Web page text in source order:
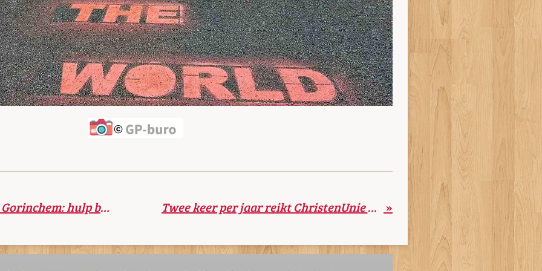
GeheugenSteunpunt Gorinchem: hulp bij vergeetachtigheid Twee keer per jaar reikt ChristenUnie Gorinchem de ‘Bliek van Waardering’ uit »